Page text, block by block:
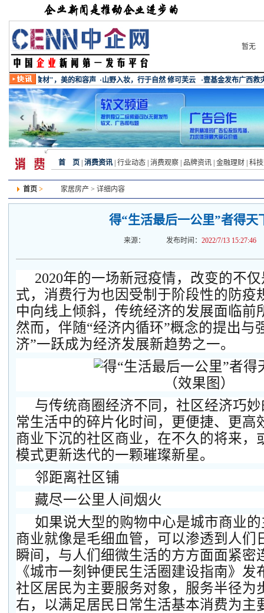
暂无
首 页 消费资讯 行业动态 消费观察 品牌资讯 金融理财 科
首页 > 家居房产 > 详细内容
得“生活最后一公里”者得天
来源： 发布时间： 2022/7/13 15:27:46
2020年的一场新冠疫情，改变的不
式，消费行为也因受制于阶段性的防疫
中向线上倾斜，传统经济的发展面临前
然而，伴随“经济内循环”概念的提出与
济”一跃成为经济发展新趋势之一。
（效果图）
与传统商圈经济不同，社区经济巧
常生活中的碎片化时间，更便捷、更高
商业下沉的社区商业，在不久的将来，
模式更新迭代的一颗璀璨新星。
邻距离社区铺
藏尽一公里人间烟火
如果说大型的购物中心是城市商业
商业就像是毛细血管，可以渗透到人们
瞬间，与人们细微生活的方方面面紧密
《城市一刻钟便民生活圈建设指南》发
社区居民为主要服务对象，服务半径为
右，以满足居民日常生活基本消费为主